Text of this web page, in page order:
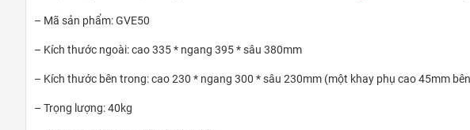
– Mã sản phẩm: GVE50
– Kích thước ngoài: cao 335 * ngang 395 * sâu 380mm
– Kích thước bên trong: cao 230 * ngang 300 * sâu 230mm (một khay phụ cao 45mm
– Trọng lượng: 40kg